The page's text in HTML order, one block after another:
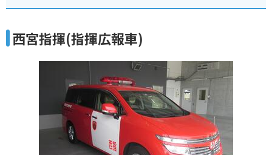
西宮指揮(指揮広報車)